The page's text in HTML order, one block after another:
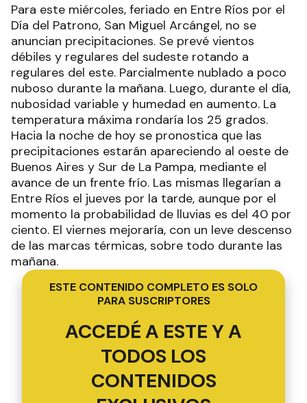
Para este miércoles, feriado en Entre Ríos por el
Día del Patrono, San Miguel Arcángel, no se
anuncian precipitaciones. Se prevé vientos
débiles y regulares del sudeste rotando a
regulares del este. Parcialmente nublado a poco
nuboso durante la mañana. Luego, durante el día,
nubosidad variable y humedad en aumento. La
temperatura máxima rondaría los 25 grados.
Hacia la noche de hoy se pronostica que las
precipitaciones estarán apareciendo al oeste de
Buenos Aires y Sur de La Pampa, mediante el
avance de un frente frío. Las mismas llegarían a
Entre Ríos el jueves por la tarde, aunque por el
momento la probabilidad de lluvias es del 40 por
ciento. El viernes mejoraría, con un leve descenso
de las marcas térmicas, sobre todo durante las
mañana.
ESTE CONTENIDO COMPLETO ES SOLO
PARA SUSCRIPTORES
ACCEDÉ A ESTE Y A
TODOS LOS
CONTENIDOS